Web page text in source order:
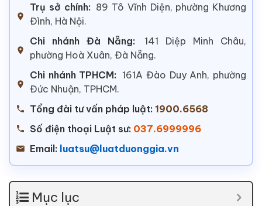
Trụ sở chính: 89 Tô Vĩnh Diện, phường Khương
Đình, Hà Nội.
Chi nhánh Đà Nẵng:
141 Diệp Minh Châu,
phường Hoà Xuân, Đà Nẵng.
Chi nhánh TPHCM: 161A Đào Duy Anh, phường
Đức Nhuận, TPHCM.
Tổng đài tư vấn pháp luật: 1900.6568
Số điện thoại Luật sư: 037.6999996
Email: luatsu@luatduonggia.vn
Mục lục